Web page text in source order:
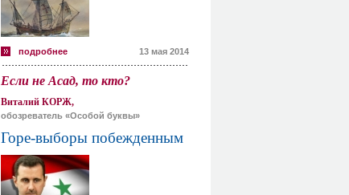
подробнее 13 мая 2014
Если не Асад, то кто?
Виталий КОРЖ,
обозреватель «Особой буквы»
Горе-выборы побежденным